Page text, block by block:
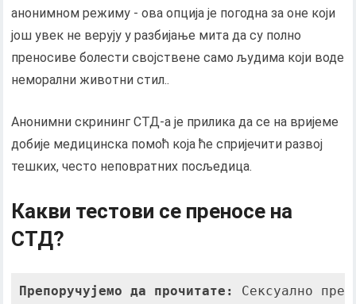
анонимном режиму - ова опција је погодна за оне који
још увек не верују у разбијање мита да су полно
преносиве болести својствене само људима који воде
неморални животни стил..
Анонимни скрининг СТД-а је прилика да се на вријеме
добије медицинска помоћ која ће спријечити развој
тешких, често неповратних посљедица.
Какви тестови се преносе на
СТД?
Препоручујемо да прочитате: Сексуално